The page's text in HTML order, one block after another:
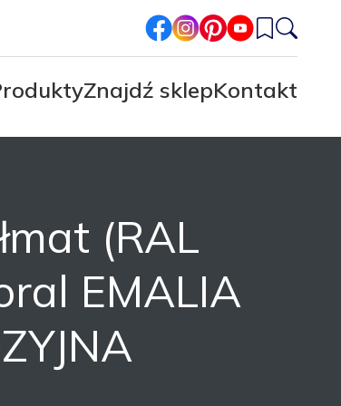
facebook
instagram
pinterest
youtube
Znajdź sklepKontakt
(RAL
EMALIA